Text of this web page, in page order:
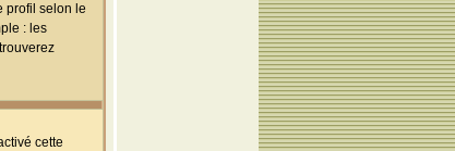
profil selon le
: les
cette